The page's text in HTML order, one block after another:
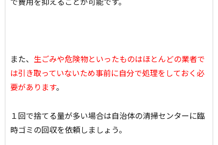
また、 生ごみや危険物といったものはほとんどの業者で
は引き取っていないため事前に自分で処理をしておく必
要があります。
１回で捨てる量が多い場合は自治体の清掃センターに臨
時ゴミの回収を依頼しましょう。